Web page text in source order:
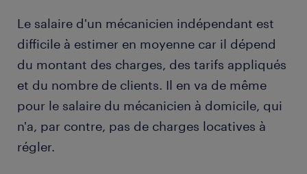
Le salaire d'un mécanicien indépendant est
difficile à estimer en moyenne car il dépend
du montant des charges, des tarifs appliqués
et du nombre de clients. Il en va de même
pour le salaire du mécanicien à domicile, qui
n'a, par contre, pas de charges locatives à
régler.